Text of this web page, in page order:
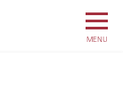
MENU